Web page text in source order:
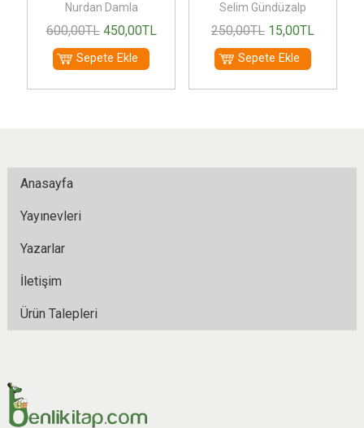
Nurdan Damla
600,00TL 450,00TL
Sepete Ekle
Selim Gündüzalp
250,00TL 15,00TL
Sepete Ekle
Anasayfa
Yayınevleri
Yazarlar
İletişim
Ürün Talepleri